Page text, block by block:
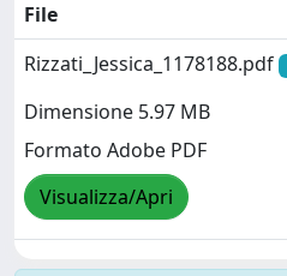
File
Rizzati_Jessica_1178188.pdf
Dimensione 5.97 MB
Formato Adobe PDF
Visualizza/Apri